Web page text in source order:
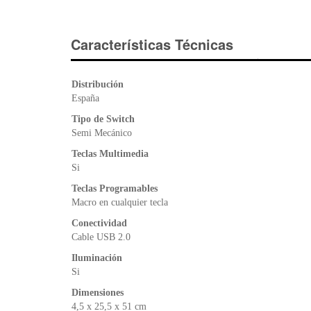
Características Técnicas
Distribución
España
Tipo de Switch
Semi Mecánico
Teclas Multimedia
Si
Teclas Programables
Macro en cualquier tecla
Conectividad
Cable USB 2.0
Iluminación
Si
Dimensiones
4,5 x 25,5 x 51 cm